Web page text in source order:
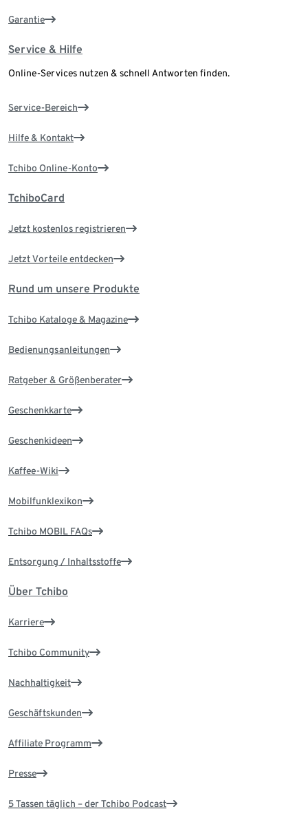
Garantie
Service & Hilfe
Online-Services nutzen & schnell Antworten finden.
Service-Bereich
Hilfe & Kontakt
Tchibo Online-Konto
TchiboCard
Jetzt kostenlos registrieren
Jetzt Vorteile entdecken
Rund um unsere Produkte
Tchibo Kataloge & Magazine
Bedienungsanleitungen
Ratgeber & Größenberater
Geschenkkarte
Geschenkideen
Kaffee-Wiki
Mobilfunklexikon
Tchibo MOBIL FAQs
Entsorgung / Inhaltsstoffe
Über Tchibo
Karriere
Tchibo Community
Nachhaltigkeit
Geschäftskunden
Affiliate Programm
Presse
5 Tassen täglich – der Tchibo Podcast